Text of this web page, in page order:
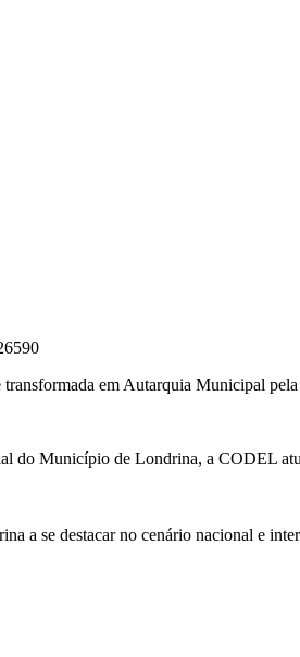
em Autarquia Municipal pela
do Município de Londrina, a CODEL
a se destacar no cenário nacional e